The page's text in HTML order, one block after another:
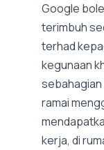
Google
terimbuh
terhad
kegunaan
sebahagian
ramai
kerja, di